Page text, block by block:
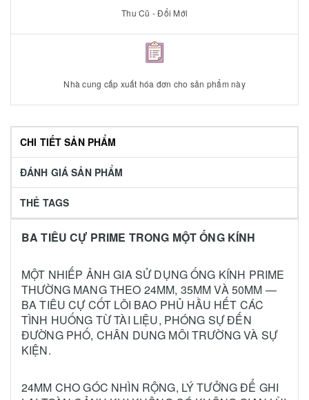
Thu Cũ - Đổi Mới
Nhà cung cấp xuất hóa đơn cho sản phẩm này
CHI TIẾT SẢN PHẨM
ĐÁNH GIÁ SẢN PHẨM
THẺ TAGS
BA TIÊU CỰ PRIME TRONG MỘT ỐNG KÍNH
MỘT NHIẾP ẢNH GIA SỬ DỤNG ỐNG KÍNH PRIME
THƯỜNG MANG THEO 24MM, 35MM VÀ 50MM —
BA TIÊU CỰ CỐT LÕI BAO PHỦ HẦU HẾT CÁC
TÌNH HUỐNG TỪ TÀI LIỆU, PHÓNG SỰ ĐẾN
ĐƯỜNG PHỐ, CHÂN DUNG MÔI TRƯỜNG VÀ SỰ
KIỆN.
24MM CHO GÓC NHÌN RỘNG, LÝ TƯỞNG ĐỂ GHI